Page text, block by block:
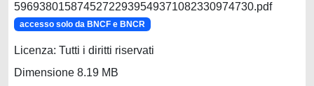
59693801587452722939549371082330974730.pdf
accesso solo da BNCF e BNCR
Licenza: Tutti i diritti riservati
Dimensione 8.19 MB